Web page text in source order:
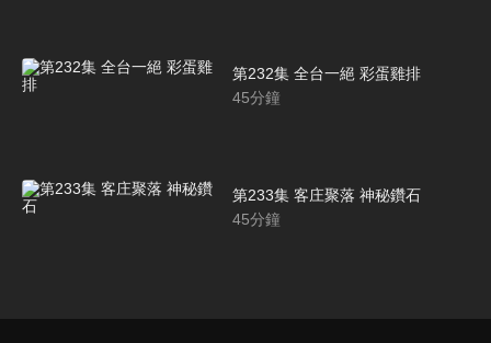
第232集 全台一絕 彩蛋雞排
45分鐘
第233集 客庄聚落 神秘鑽石
45分鐘